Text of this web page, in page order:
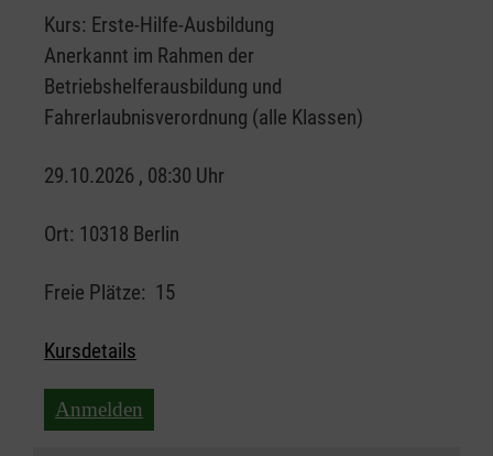
Kurs: Erste-Hilfe-Ausbildung
Anerkannt im Rahmen der
Betriebshelferausbildung und
Fahrerlaubnisverordnung (alle Klassen)
29.10.2026 , 08:30 Uhr
Ort: 10318 Berlin
Freie Plätze: 15
Kursdetails
Anmelden